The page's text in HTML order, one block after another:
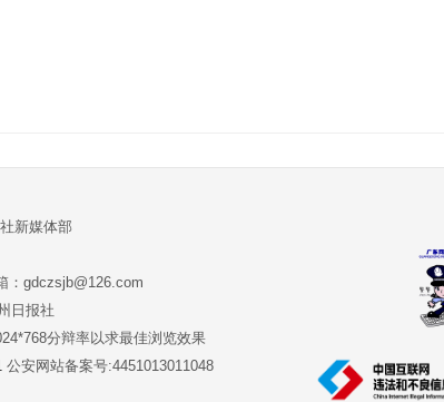
新媒体部
：gdczsjb@126.com
日报社
分辩率以求最佳浏览效果
公安网站备案号:4451013011048